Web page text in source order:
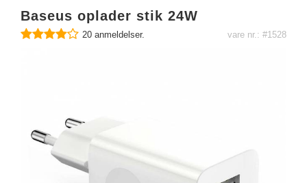
Baseus oplader stik 24W
20 anmeldelser. vare nr.: #1528